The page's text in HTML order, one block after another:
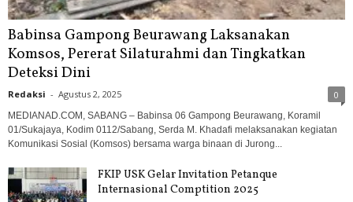
Babinsa Gampong Beurawang Laksanakan
Komsos, Pererat Silaturahmi dan Tingkatkan
Deteksi Dini
Redaksi - Agustus 2, 2025 0
MEDIANAD.COM, SABANG – Babinsa 06 Gampong Beurawang, Koramil
01/Sukajaya, Kodim 0112/Sabang, Serda M. Khadafi melaksanakan kegiatan
Komunikasi Sosial (Komsos) bersama warga binaan di Jurong...
FKIP USK Gelar Invitation Petanque
Internasional Comptition 2025